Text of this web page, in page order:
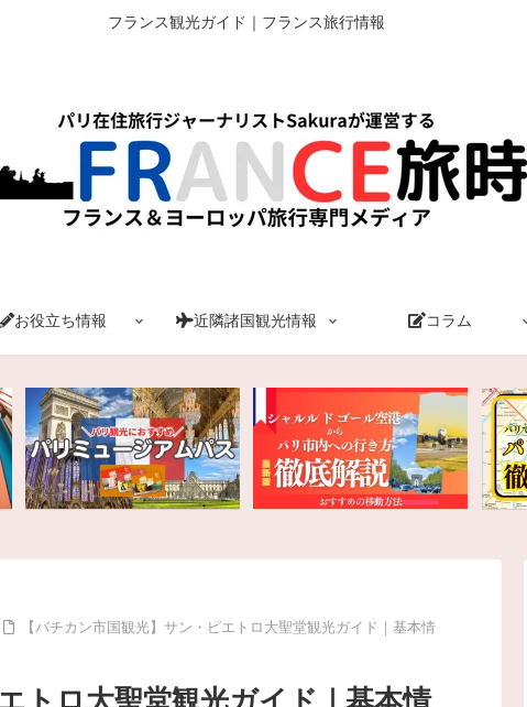
フランス観光ガイド｜フランス旅行情報
お役立ち情報 近隣諸国観光情報 コラム
【バチカン市国観光】サン・ピエトロ大聖堂観光ガイド｜基本情
トロ大聖堂観光ガイド｜基本情